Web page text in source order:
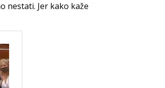
nestati. Jer kako kaže